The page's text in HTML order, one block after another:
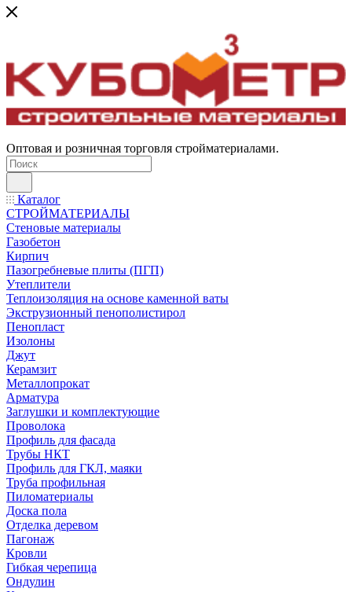
Оптовая и розничная торговля стройматериалами.
Каталог
СТРОЙМАТЕРИАЛЫ
Стеновые материалы
Газобетон
Кирпич
Пазогребневые плиты (ПГП)
Утеплители
Теплоизоляция на основе каменной ваты
Экструзионный пенополистирол
Пенопласт
Изолоны
Джут
Керамзит
Металлопрокат
Арматура
Заглушки и комплектующие
Проволока
Профиль для фасада
Трубы НКТ
Профиль для ГКЛ, маяки
Труба профильная
Пиломатериалы
Доска пола
Отделка деревом
Пагонаж
Кровли
Гибкая черепица
Ондулин